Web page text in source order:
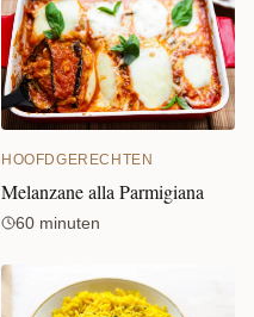
HOOFDGERECHTEN
Melanzane alla Parmigiana
60 minuten